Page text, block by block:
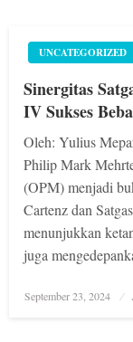
UNCATEGORIZED
Sinergitas
IV Sukses
Oleh: Yulius
Philip Mark
(OPM) menjadi
Cartenz dan
menunjukkan
juga
Posted
September 23, 2024